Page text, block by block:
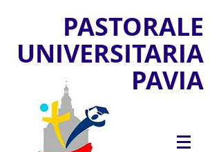
PASTORALE
UNIVERSITARIA
PAVIA